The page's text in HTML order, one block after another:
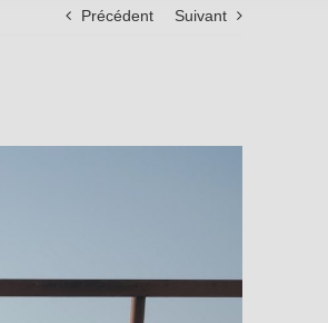
Précédent Suivant